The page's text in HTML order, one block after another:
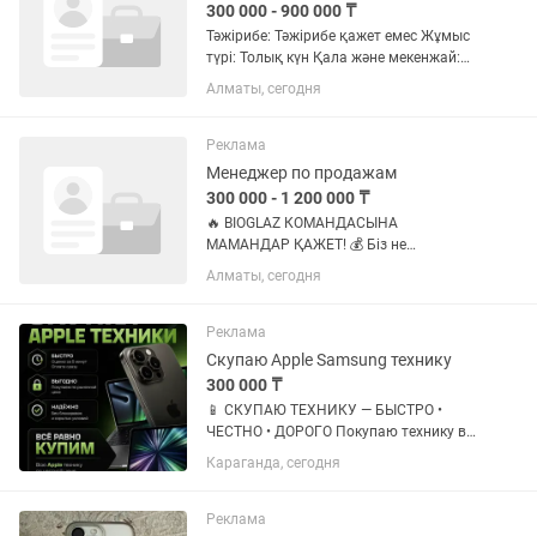
300 000 - 900 000 ₸
Тәжірибе: Тәжірибе қажет емес Жұмыс
түрі: Толық күн Қала және мекенжай:
Алматы қ., Мақатаев 117А, БЦ LOTOS
Тіл: Қазақша Талаптар қарапайым, ал
денсаулық саласындағы...
Алматы, сегодня
Реклама
Менеджер по продажам
300 000 - 1 200 000 ₸
🔥 BIOGLAZ КОМАНДАСЫНА
МАМАНДАР ҚАЖЕТ! 💰 Біз не
ұсынамыз? ✅ Әр сатылымнан 15-17%
пайыздық сыйақы ✅ Орташа табыс:
000 – 10 000 тг бонус ✅ Жалақы әр 2
апта сайын...
Алматы, сегодня
Реклама
Скупаю Apple Samsung технику
300 000 ₸
📱 СКУПАЮ ТЕХНИКУ — БЫСТРО •
ЧЕСТНО • ДОРОГО Покупаю технику в
любом состоянии. Быстрая оценка за 5
минут ✅ Скупаю: • iPhone • Samsung •
iPhone Все модели от...
Караганда, сегодня
Реклама